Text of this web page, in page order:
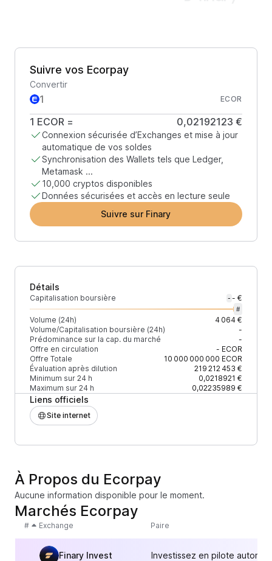
Suivre vos Ecorpay
Convertir
ECOR
1 ECOR = 0,02192123 €
Connexion sécurisée d’Exchanges et mise à jour
automatique de vos soldes
Synchronisation des Wallets tels que Ledger,
Metamask ...
10,000 cryptos disponibles
Données sécurisées et accès en lecture seule
Suivre sur Finary
Détails
Capitalisation boursière - - €
#
Volume (24h)
4 064 €
Volume/Capitalisation boursière (24h)
-
Prédominance sur la cap. du marché
-
Offre en circulation
- ECOR
Offre Totale
10 000 000 000 ECOR
Évaluation après dilution
219 212 453 €
Minimum sur 24 h
0,0218921 €
Maximum sur 24 h
0,02235989 €
Liens officiels
Site internet
À Propos du Ecorpay
Aucune information disponible pour le moment.
Marchés Ecorpay
# Exchange Paire
Finary Invest Investissez en pilote